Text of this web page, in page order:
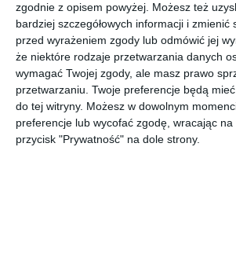
zgodnie z opisem powyżej. Możesz też
bardziej szczegółowych informacji i zmienić
przed wyrażeniem zgody lub odmówić jej
że niektóre rodzaje przetwarzania danych
wymagać Twojej zgody, ale masz prawo
przetwarzaniu. Twoje preferencje będą
do tej witryny. Możesz w dowolnym
preferencje lub wycofać zgodę, wracając
przycisk "Prywatność" na dole strony.
DODAJ DO ULUBIONYCH
UDOSTĘPNIJ
Pozostałe zdjęcia w projekcie:
rachunkowe